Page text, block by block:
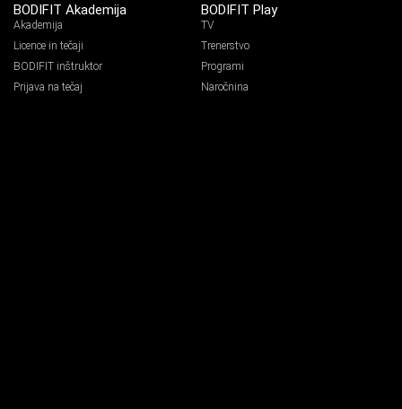
BODIFIT Akademija
Akademija
Licence in tečaji
BODIFIT inštruktor
Prijava na tečaj
BODIFIT Play
TV
Trenerstvo
Programi
Naročnina